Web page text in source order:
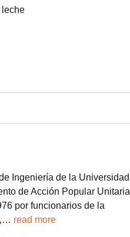
leche
Ingeniería de la Universidad
de Acción Popular Unitaria
por funcionarios de la
… read more